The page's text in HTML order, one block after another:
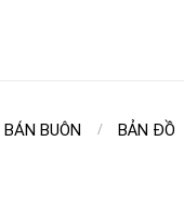
BÁN BUÔN BẢN ĐỒ